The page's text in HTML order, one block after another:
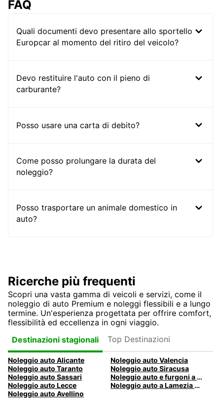
FAQ
Quali documenti devo presentare allo sportello
Europcar al momento del ritiro del veicolo?
Devo restituire l'auto con il pieno di
carburante?
Posso usare una carta di debito?
Come posso prolungare la durata del
noleggio?
Posso trasportare un animale domestico in
auto?
Ricerche più frequenti
Scopri una vasta gamma di veicoli e servizi, come il
noleggio di auto Premium e noleggi flessibili e a lungo
termine. Un'esperienza progettata per offrire comfort,
flessibilità ed eccellenza in ogni viaggio.
Destinazioni stagionali
Top Destinazioni
Noleggio auto Alicante
Noleggio auto Valencia
Noleggio auto Taranto
Noleggio auto Siracusa
Noleggio auto Sassari
Noleggio auto e furgoni a Pescara
Noleggio auto Lecce
Noleggio auto a Lamezia Terme, Italia
Noleggio auto Avellino